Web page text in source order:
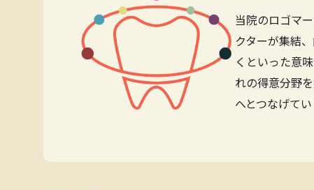
当院のロゴマ
クターが集結
くといった意
れの得意分野
へとつなげて